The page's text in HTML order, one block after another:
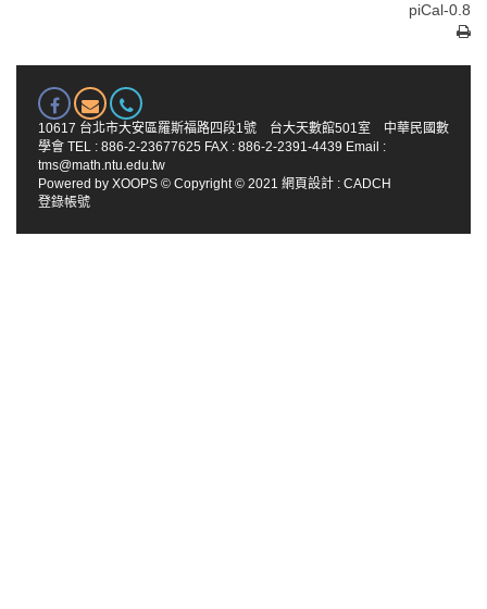
piCal-0.8
10617 台北市大安區羅斯福路四段1號 台大天數館501室 中華民國數
學會 TEL : 886-2-23677625 FAX : 886-2-2391-4439 Email :
tms@math.ntu.edu.tw
Powered by XOOPS © Copyright © 2021 網頁設計 : CADCH
登錄帳號